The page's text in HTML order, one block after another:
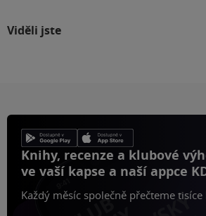
Viděli jste
Knihy, recenze a klubové
ve vaší kapse a naší appce
Každý měsíc společně přečteme tisíce